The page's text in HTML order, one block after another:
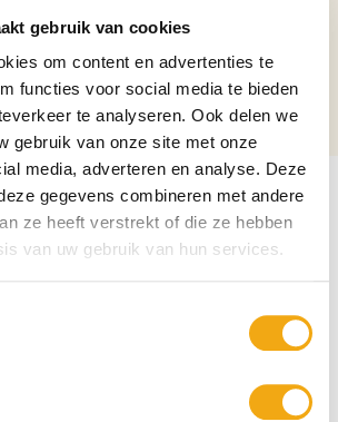
gebruik van cookies
om content en advertenties te
functies voor social media te bieden
te analyseren. Ook delen we
gebruik van onze site met onze
media, adverteren en analyse. Deze
gegevens combineren met andere
ze heeft verstrekt of die ze hebben
van uw gebruik van hun services.
in art nouveau-stijl